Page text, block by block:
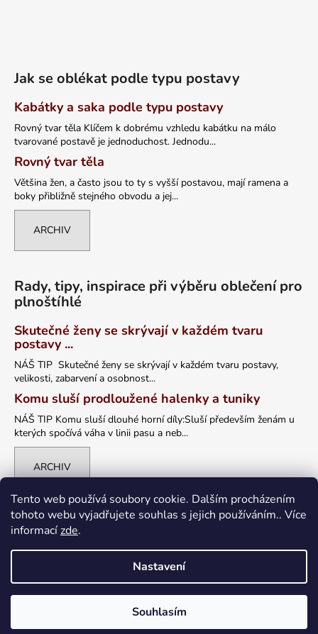
Tento web používá soubory cookie. Dalším procházením
tohoto webu vyjadřujete souhlas s jejich používáním.. Více
informacízde.
Nastavení
Souhlasím
Jak se oblékat podle typu postavy
Kabátky a saka podle typu postavy
Rovný tvar těla Klíčem k dobrému vzhledu kabátku na málo
tvarované postavě je jednoduchost. Jednodu...
Rovný tvar těla
Většina žen, a často jsou to ty s vyšší postavou, mají ramena a
boky přibližně stejného obvodu a jej...
ARCHIV
Rady, tipy, inspirace při výběru oblečení pro
plnoštíhlé
Skutečné ženy se skrývají v každém tvaru
postavy ...
NÁŠ TIP Skutečné ženy se skrývají v každém tvaru postavy,
velikosti, zabarvení a osobnost...
Komu sluší prodloužené halenky a tuniky
NÁŠ TIP Komu sluší dlouhé horní díly:Sluší především ženám u
kterých spočívá váha v linii pasu a neb...
ARCHIV
petrklic.cz. Všechna práva vyhrazena.